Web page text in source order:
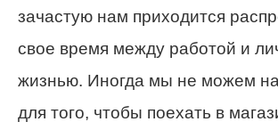
зачастую нам приходится
свое время между работой и
жизнью. Иногда мы не можем
для того, чтобы поехать в